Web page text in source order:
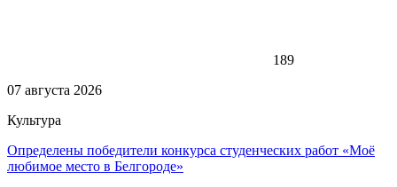
189
07 августа 2026
Культура
Определены победители конкурса студенческих работ «Моё
любимое место в Белгороде»